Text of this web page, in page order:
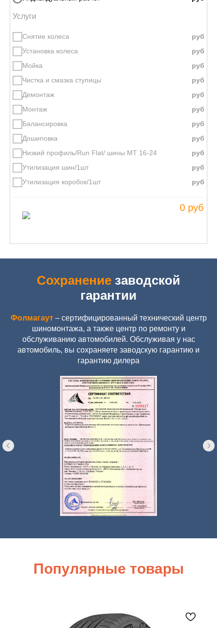
Услуги
Снятие колеса
Установка колеса
Мойка
Чистка и смазка ступицы
Демонтаж
Монтаж
Балансировка
Дошиповка
Низкий профиль/Run Flat/ шины МТ 16-24
Утилизация шин/1шт
Утилизация коробок/1шт
Сохранение заводской
гарантии
Фолмагаут – сертифицированный технический центр
шиномонтажа, а также центр по ремонту и
обслуживанию автомобилей. Обслуживая у нас
автомобиль, вы сохраняете заводскую гарантию и
гарантию дилера
Популярные товары